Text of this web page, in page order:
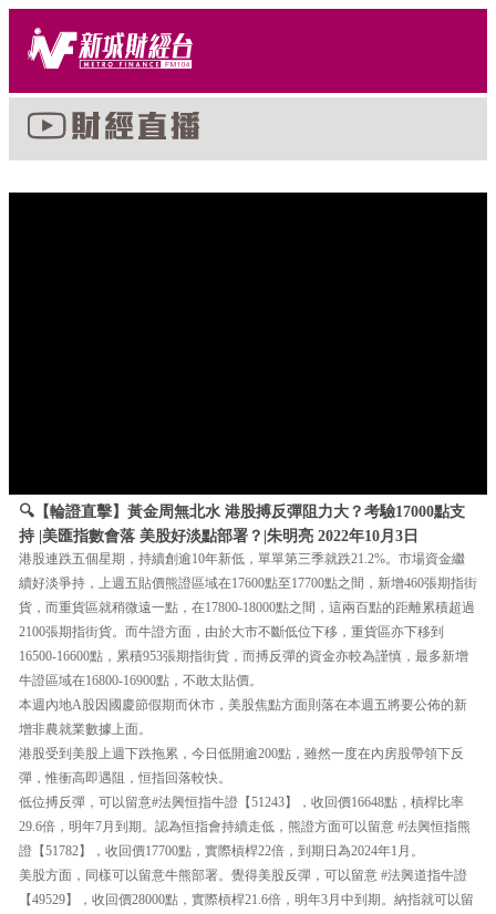
🔍【輪證直擊】黃金周無北水 港股搏反彈阻力大？考驗17000點支
持 |美匯指數會落 美股好淡點部署？|朱明亮 2022年10月3日
港股連跌五個星期，持續創逾10年新低，單單第三季就跌21.2%。市場資金繼
續好淡爭持，上週五貼價熊證區域在17600點至17700點之間，新增460張期指街
貨，而重貨區就稍微遠一點，在17800-18000點之間，這兩百點的距離累積超過
2100張期指街貨。而牛證方面，由於大市不斷低位下移，重貨區亦下移到
16500-16600點，累積953張期指街貨，而搏反彈的資金亦較為謹慎，最多新增
牛證區域在16800-16900點，不敢太貼價。
本週內地A股因國慶節假期而休市，美股焦點方面則落在本週五將要公佈的新
增非農就業數據上面。
港股受到美股上週下跌拖累，今日低開逾200點，雖然一度在內房股帶領下反
彈，惟衝高即遇阻，恒指回落較快。
低位搏反彈，可以留意#法興恒指牛證【51243】，收回價16648點，槓桿比率
29.6倍，明年7月到期。認為恒指會持續走低，熊證方面可以留意 #法興恒指熊
證【51782】，收回價17700點，實際槓桿22倍，到期日為2024年1月。
美股方面，同樣可以留意牛熊部署。覺得美股反彈，可以留意 #法興道指牛證
【49529】，收回價28000點，實際槓桿21.6倍，明年3月中到期。納指就可以留